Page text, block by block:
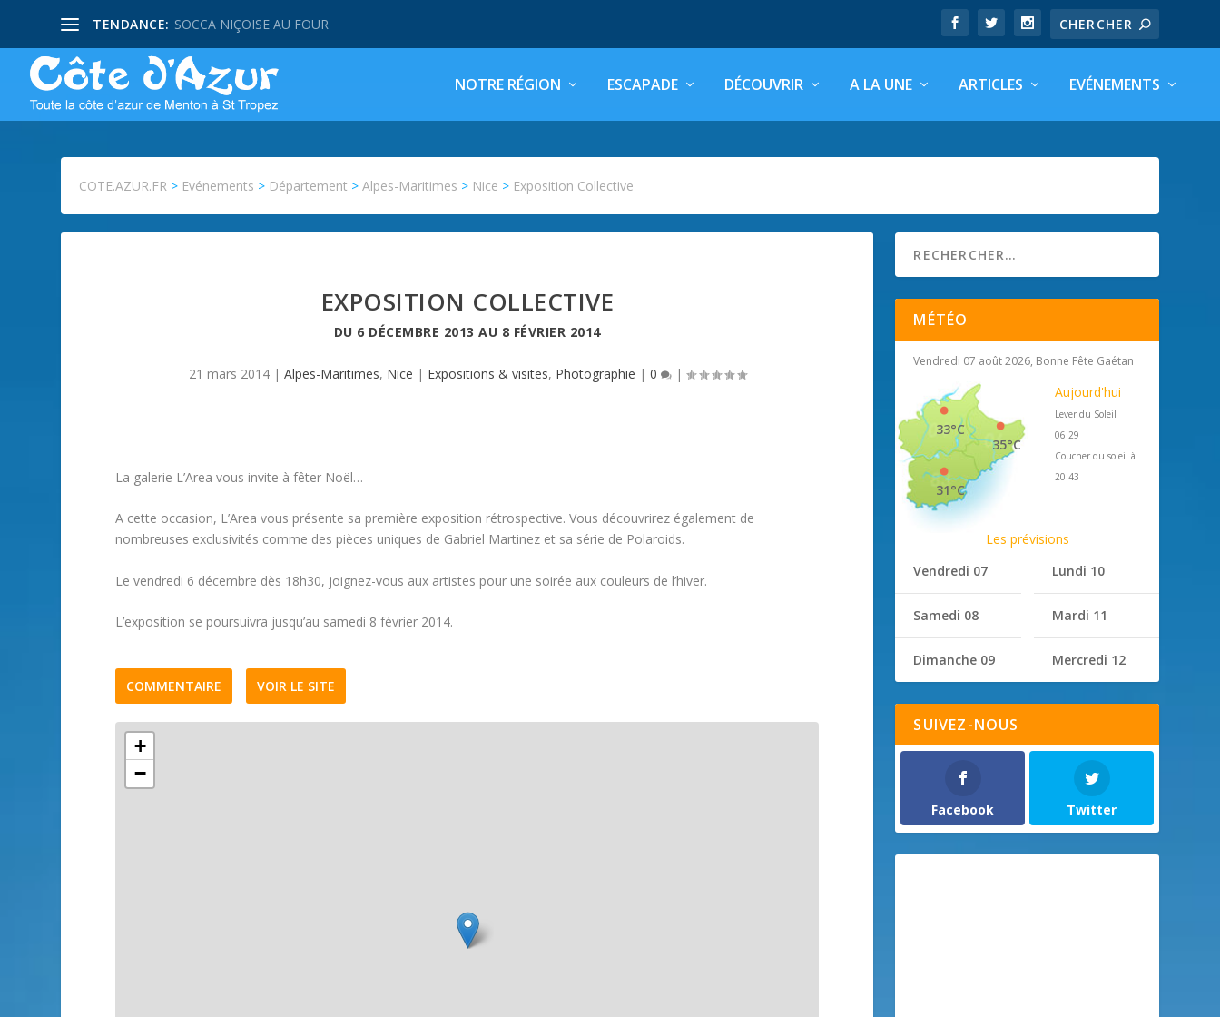
TENDANCE: SOCCA NIÇOISE AU FOUR
NOTRE RÉGION ESCAPADE DÉCOUVRIR A LA UNE ARTICLES EVÉNEMENTS
COTE.AZUR.FR > Evénements > Département >Alpes-Maritimes > Nice > Exposition Collective
EXPOSITION COLLECTIVE
DU 6 DÉCEMBRE 2013 AU 8 FÉVRIER 2014
21 mars 2014| Alpes-Maritimes, Nice | Expositions & visites, Photographie | 0 |
La galerie L’Area vous invite à fêter Noël…
A cette occasion, L’Area vous présente sa première exposition rétrospective. Vous découvrirez également de
nombreuses exclusivités comme des pièces uniques de Gabriel Martinez et sa série de Polaroids.
Le vendredi 6 décembre dès 18h30, joignez-vous aux artistes pour une soirée aux couleurs de l’hiver.
L’exposition se poursuivra jusqu’au samedi 8 février 2014.
COMMENTAIRE VOIR LE SITE
+
−
MÉTÉO
Vendredi 07 août 2026, Bonne Fête Gaétan
35°C
33°C
31°C
Aujourd'hui
Lever du Soleil
06:29
Coucher du soleil à
20:43
Les prévisions
Vendredi 07
Samedi 08
Dimanche 09
Lundi 10
Mardi 11
Mercredi 12
SUIVEZ-NOUS
Facebook Twitter